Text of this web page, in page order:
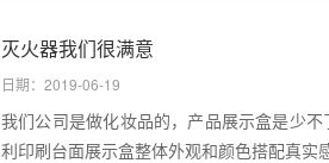
灭火器我们很满意
日期：2019-06-19
我们公司是做化妆品的，产品展示盒是少
利印刷台面展示盒整体外观和颜色搭配真实